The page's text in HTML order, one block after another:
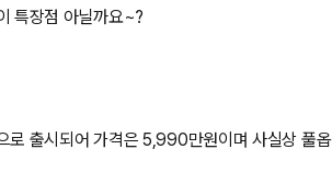
특장점 아닐까요~?
로 출시되어 가격은 5,990만원이며 사실상 풀